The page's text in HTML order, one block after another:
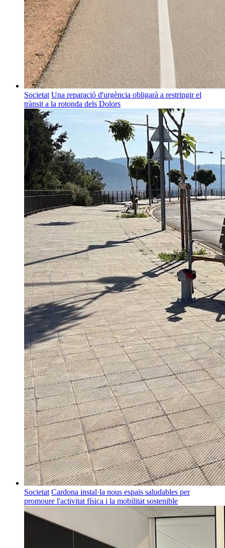
Societat Una reparació d'urgència obligarà a restringir el
trànsit a la rotonda dels Dolors
Societat Cardona instal·la nous espais saludables per
promoure l'activitat física i la mobilitat sostenible